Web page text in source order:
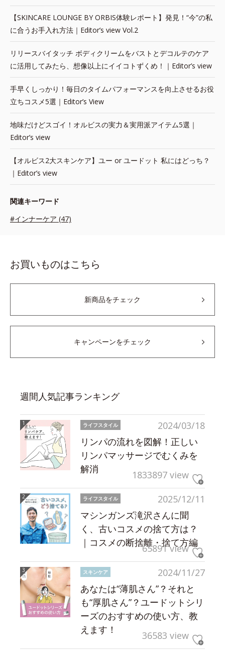
【SKINCARE LOUNGE BY ORBIS体験レポート】発見！“今”の私
に合うお手入れ方法｜Editor’s view Vol.2
リリースバイタッチ ボディクリームをバストとデコルテのケア
に活用してみたら、想像以上にイイコトずくめ！｜Editor’s view
手早くしっかり！毎日のタイムパフォーマンスを向上させるお役
立ちコスメ5選｜Editor’s View
地味だけどスゴイ！オルビスの実力＆実用派アイテム5選｜
Editor’s view
【オルビス2大スキンケア】ユー or ユードット 私にはどっち？
｜Editor’s view
関連キーワード
#インナーケア (47)
お買いものはこちら
新商品をチェック
キャンペーンをチェック
週間人気記事ランキング
2024/03/18
ライフスタイル
リンパの流れを図解！正しい
リンパマッサージでむくみを
解消
1833897 view
2025/12/11
ライフスタイル
マシンガンズ滝沢さんに聞
く、古いコスメの捨て方は？
｜コスメの断捨離・捨て方編
65891 view
2024/11/27
スキンケア
あなたは“薄肌さん”？それと
も“厚肌さん”？ユードットシリ
ーズのおすすめの使い方、教
えます！
36583 view